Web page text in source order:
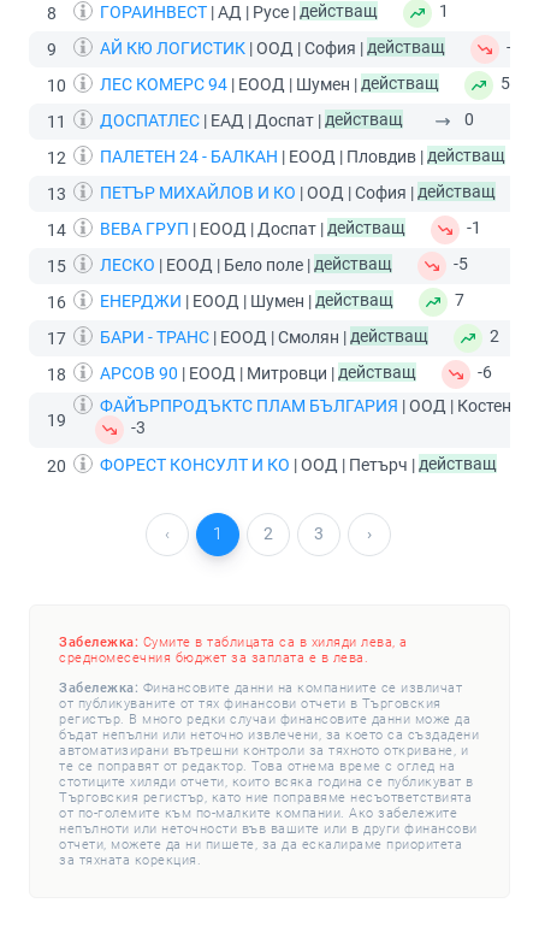
8
ГОРАИНВЕСТ | АД | Русе |действащ
1
9
АЙ КЮ ЛОГИСТИК | ООД | София |действащ
-1
10
ЛЕС КОМЕРС 94 | ЕООД | Шумен |действащ
5
11
ДОСПАТЛЕС | ЕАД | Доспат |действащ
0
12
ПАЛЕТЕН 24 - БАЛКАН | ЕООД | Пловдив |действащ
13
ПЕТЪР МИХАЙЛОВ И КО | ООД | София |действащ
14
ВЕВА ГРУП | ЕООД | Доспат |действащ
-1
15
ЛЕСКО | ЕООД | Бело поле |действащ
-5
16
ЕНЕРДЖИ | ЕООД | Шумен |действащ
7
17
БАРИ - ТРАНС | ЕООД | Смолян |действащ
2
18
АРСОВ 90 | ЕООД | Митровци |действащ -6
19
ФАЙЪРПРОДЪКТС ПЛАМ БЪЛГАРИЯ | ООД | Костенец |
-3
20
ФОРЕСТ КОНСУЛТ И КО | ООД | Петърч |действащ
‹ 1 2 3 ›
Забележка: Сумите в таблицата са в хиляди лева, а
средномесечния бюджет за заплата е в лева.
Забележка: Финансовите данни на компаниите се извличат
от публикуваните от тях финансови отчети в Търговския
регистър. В много редки случаи финансовите данни може да
бъдат непълни или неточно извлечени, за което са създадени
автоматизирани вътрешни контроли за тяхното откриване, и
те се поправят от редактор. Това отнема време с оглед на
стотиците хиляди отчети, които всяка година се публикуват в
Търговския регистър, като ние поправяме несъответствията
от по-големите към по-малките компании. Ако забележите
непълноти или неточности във вашите или в други финансови
отчети, можете да ни пишете, за да ескалираме приоритета
за тяхната корекция.